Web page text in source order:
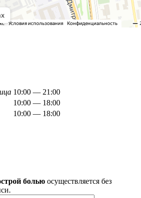
10:00 — 21:00
10:00 — 18:00
10:00 — 18:00
болью осуществляется без